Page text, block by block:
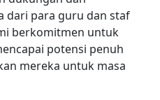
dari para guru dan staf
berkomitmen untuk
potensi penuh
mereka untuk masa